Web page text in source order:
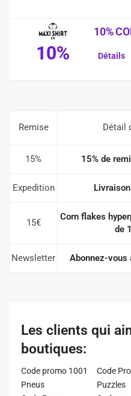
10%
10%
Détails
Remise Détail
15% 15% de
Expedition
15€
Corn flakes
de
Newsletter Abonnez-vous
Les clients qui
boutiques:
Code promo 1001
Pneus
Code
Puzzles